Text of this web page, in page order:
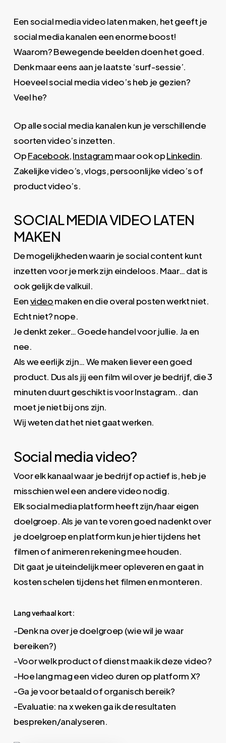
Een social media video laten maken, het geeft je
social media kanalen een enorme boost!
Waarom? Bewegende beelden doen het goed.
Denk maar eens aan je laatste ‘surf-sessie’.
Hoeveel social media video’s heb je gezien?
Veel he?
Op alle social media kanalen kun je verschillende
soorten video’s inzetten.
OpFacebook,Instagrammaar ook opLinkedin.
Zakelijke video’s, vlogs, persoonlijke video’s of
product video’s.
SOCIAL MEDIA VIDEO LATEN
MAKEN
De mogelijkheden waarin je social content kunt
inzetten voor je merk zijn eindeloos. Maar… dat is
ook gelijk de valkuil.
Eenvideomaken en die overal posten werkt niet.
Echt niet? nope.
Je denkt zeker… Goede handel voor jullie. Ja en
nee.
Als we eerlijk zijn… We maken liever een goed
product. Dus als jij een film wil over je bedrijf, die 3
minuten duurt geschikt is voor Instagram.. dan
moet je niet bij ons zijn.
Wij weten dat het niet gaat werken.
Social media video?
Voor elk kanaal waar je bedrijf op actief is, heb je
misschien wel een andere video nodig.
Elk social media platform heeft zijn/haar eigen
doelgroep. Als je van te voren goed nadenkt over
je doelgroep en platform kun je hier tijdens het
filmen of animeren rekening mee houden.
Dit gaat je uiteindelijk meer opleveren en gaat in
kosten schelen tijdens het filmen en monteren.
Lang verhaal kort:
-Denk na over je doelgroep (wie wil je waar
bereiken?)
-Voor welk product of dienst maak ik deze video?
-Hoe lang mag een video duren op platform X?
-Ga je voor betaald of organisch bereik?
-Evaluatie: na x weken ga ik de resultaten
bespreken/analyseren.